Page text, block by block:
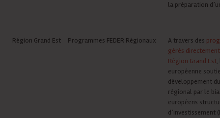
la préparation
Région Grand Est Programmes FEDER Régionaux A travers des
gérés
Région Grand Est,
européenne
développement
régional par le
européens
d’investissement